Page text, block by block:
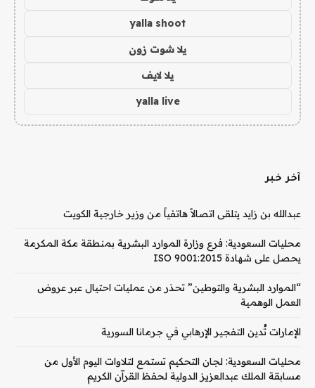
yalla shoot
يلا شوت زون
يلا لايف
yalla live
آخر خبر
عبدالله بن زايد يتلقى اتصالاً هاتفياً من وزير خارجية الكويت
محليات السعودية: فرع وزارة الموارد البشرية بمنطقة مكة المكرمة
يحصل على شهادة ISO 9001:2015
“الموارد البشرية والتوطين” تحذر من عمليات احتيال عبر عروض
العمل الوهمية
الإمارات تُدين التفجير الإرهابي في جرمانا السورية
محليات السعودية: لجان التحكيم تستمع لتلاوات اليوم الأول من
مسابقة الملك عبدالعزيز الدولية لحفظ القرآن الكريم